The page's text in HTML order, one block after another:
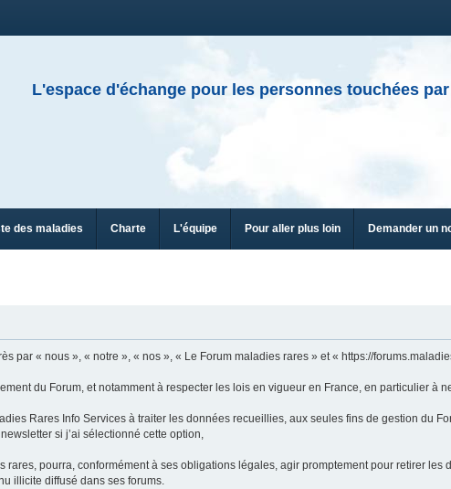
L'espace d'échange pour les personnes touchées
des maladies Charte L'équipe Pour aller plus loin Demander un
par « nous », « notre », « nos », « Le Forum maladies rares » et « https://
du Forum, et notamment à respecter les lois en vigueur en France, en particulier à
Rares Info Services à traiter les données recueillies, aux seules fins de gestion du
si j’ai sélectionné cette option,
pourra, conformément à ses obligations légales, agir promptement pour retirer les
illicite diffusé dans ses forums.